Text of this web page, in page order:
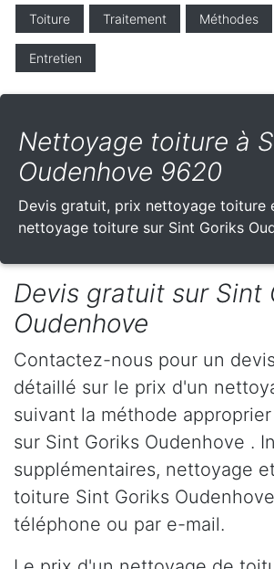
Toiture Traitement Méthodes
Entretien
Nettoyage toiture à
Oudenhove 9620
Devis gratuit, prix nettoyage toiture
nettoyage toiture sur Sint Goriks
Devis gratuit sur Sint
Oudenhove
Contactez-nous pour un
détaillé sur le prix d'un
suivant la méthode
sur Sint Goriks Oudenhove .
supplémentaires, nettoyage
toiture Sint Goriks
téléphone ou par e-mail.